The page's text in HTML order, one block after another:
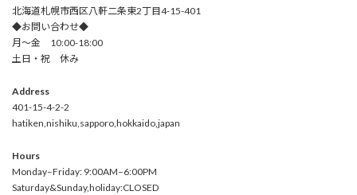
北海道札幌市西区八軒二条東2丁目4-15-401
◆お問い合わせ◆
月～金 10:00-18:00
土日・祝 休み
Address
401-15-4-2-2
hatiken,nishiku,sapporo,hokkaido,japan
Hours
Monday–Friday: 9:00AM–6:00PM
Saturday&Sunday,holiday:CLOSED